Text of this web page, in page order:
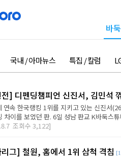
바
국내 / 아마뉴스 특집 / 칼럼
] 디펜딩챔피언 신진서, 김민석
연속 한국랭킹 1위를 지키고 있는 신진서
차이를 보였던 판. 6일 성남 판교 K바둑스
조회수 3,122]
그] 철원, 홈에서 1위 삼척 격침